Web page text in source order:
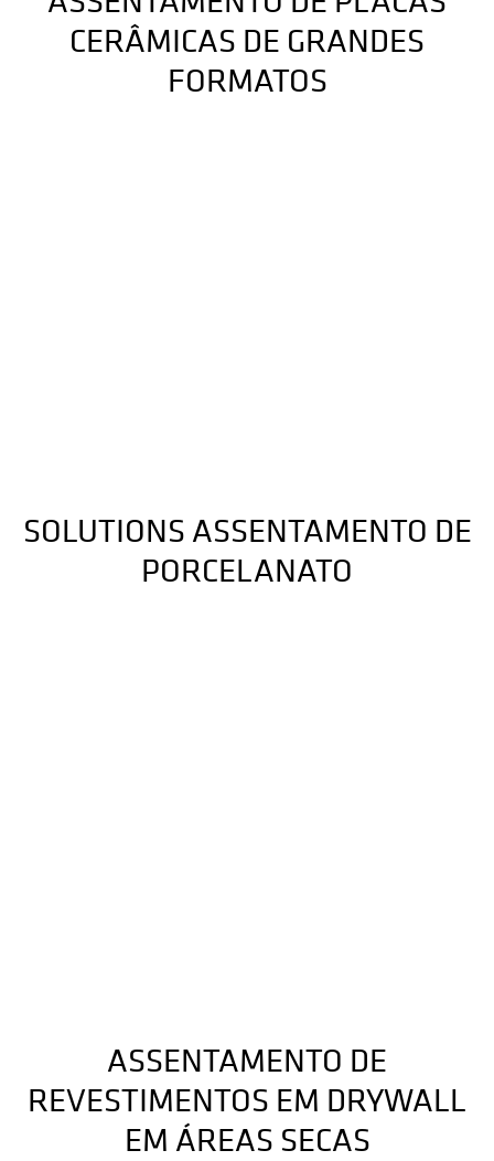
CERÂMICAS DE GRANDES
FORMATOS
SOLUTIONS ASSENTAMENTO DE
PORCELANATO
ASSENTAMENTO DE
REVESTIMENTOS EM DRYWALL
EM ÁREAS SECAS